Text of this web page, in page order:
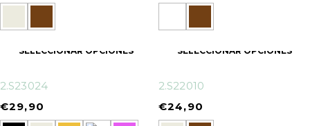
SELECCIONAR OPCIONES
2.S23024
€29,90
SELECCIONAR OPCIONES
2.S22010
€24,90